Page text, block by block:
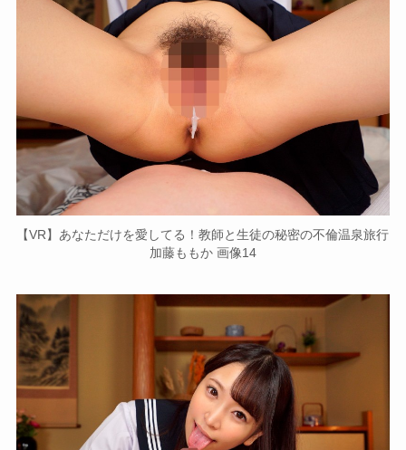
【VR】あなただけを愛してる！教師と生徒の秘密の不倫温泉旅行
加藤ももか 画像14